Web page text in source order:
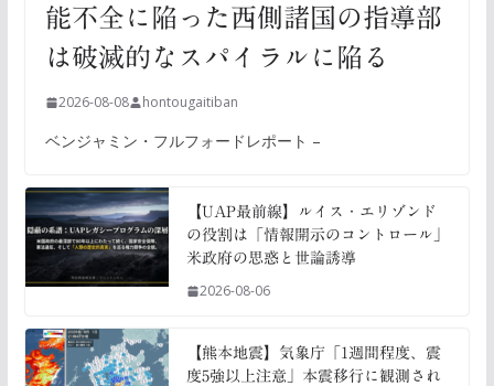
能不全に陥った西側諸国の指導部
は破滅的なスパイラルに陥る
2026-08-08 hontougaitiban
ベンジャミン・フルフォードレポート –
【UAP最前線】ルイス・エリゾンド
の役割は「情報開示のコントロール」
米政府の思惑と世論誘導
2026-08-06
【熊本地震】気象庁「1週間程度、震
度5強以上注意」本震移行に観測され